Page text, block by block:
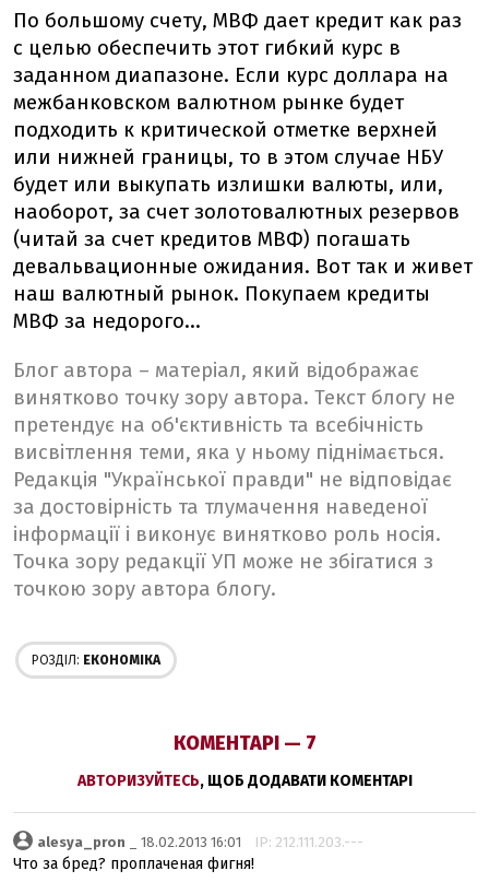
По большому счету, МВФ дает кредит как раз
с целью обеспечить этот гибкий курс в
заданном диапазоне. Если курс доллара на
межбанковском валютном рынке будет
подходить к критической отметке верхней
или нижней границы, то в этом случае НБУ
будет или выкупать излишки валюты, или,
наоборот, за счет золотовалютных резервов
(читай за счет кредитов МВФ) погашать
девальвационные ожидания. Вот так и живет
наш валютный рынок. Покупаем кредиты
МВФ за недорого...
Блог автора – матеріал, який відображає
винятково точку зору автора. Текст блогу не
претендує на об'єктивність та всебічність
висвітлення теми, яка у ньому піднімається.
Редакція "Української правди" не відповідає
за достовірність та тлумачення наведеної
інформації і виконує винятково роль носія.
Точка зору редакції УП може не збігатися з
точкою зору автора блогу.
РОЗДІЛ: ЕКОНОМІКА
КОМЕНТАРІ — 7
АВТОРИЗУЙТЕСЬ, ЩОБ ДОДАВАТИ КОМЕНТАРІ
alesya_pron _ 18.02.2013 16:01 IP: 212.111.203.---
Что за бред? проплаченая фигня!